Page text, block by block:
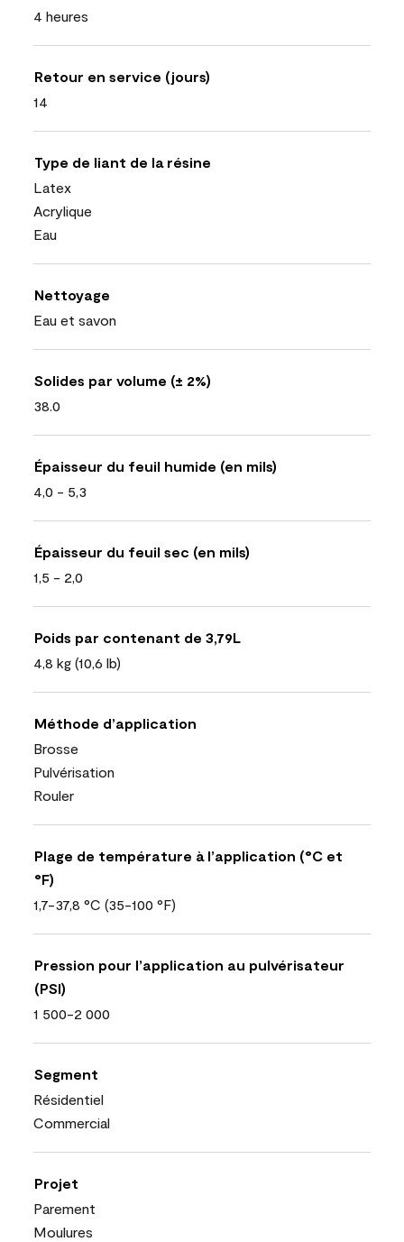
4 heures
Retour en service (jours)
14
Type de liant de la résine
Latex
Acrylique
Eau
Nettoyage
Eau et savon
Solides par volume (± 2%)
38.0
Épaisseur du feuil humide (en mils)
4,0 - 5,3
Épaisseur du feuil sec (en mils)
1,5 - 2,0
Poids par contenant de 3,79L
4,8 kg (10,6 lb)
Méthode d’application
Brosse
Pulvérisation
Rouler
Plage de température à l’application (°C et
°F)
1,7-37,8 °C (35-100 °F)
Pression pour l’application au pulvérisateur
(PSI)
1 500-2 000
Segment
Résidentiel
Commercial
Projet
Parement
Moulures